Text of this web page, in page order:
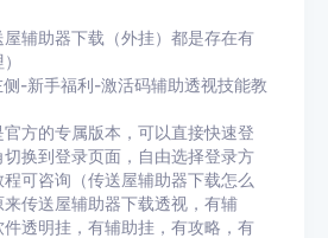
辅助器下载（外挂）都是存在有
-新手福利-激活码辅助透视技能教
方的专属版本，可以直接快速登
换到登录页面，自由选择登录方
可咨询（传送屋辅助器下载怎么
传送屋辅助器下载透视，有辅
透明挂，有辅助挂，有攻略，有